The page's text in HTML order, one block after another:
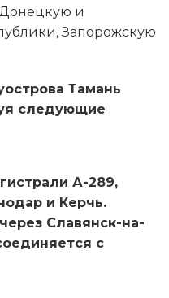
и
Запорожскую
Тамань
следующие
А-289,
и Керчь.
Славянск-на-
с